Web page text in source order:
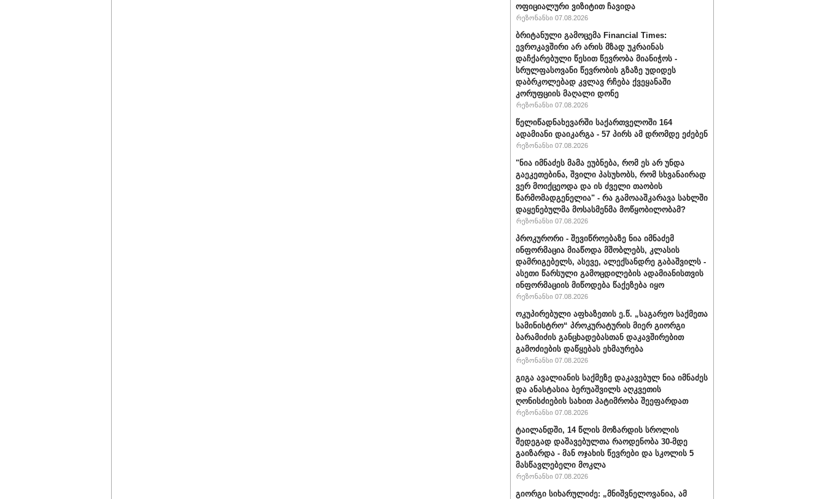
ოფიციალური ვიზიტით ჩავიდა
რეზონანსი 07.08.2026
ბრიტანული გამოცემა Financial Times:
ევროკავშირი არ არის მზად უკრაინას
დაჩქარებული წესით წევრობა მიანიჭოს -
სრულფასოვანი წევრობის გზაზე უდიდეს
დაბრკოლებად კვლავ რჩება ქვეყანაში
კორუფციის მაღალი დონე
რეზონანსი 07.08.2026
წელიწადნახევარში საქართველოში 164
ადამიანი დაიკარგა - 57 პირს ამ დრომდე ეძებენ
რეზონანსი 07.08.2026
"ნია იმნაძეს მამა ეუბნება, რომ ეს არ უნდა
გაეკეთებინა, შვილი პასუხობს, რომ სხვანაირად
ვერ მოიქცეოდა და ის ძველი თაობის
წარმომადგენელია" - რა გამოააშკარავა სახლში
დაყენებულმა მოსასმენმა მოწყობილობამ?
რეზონანსი 07.08.2026
პროკურორი - შევიწროებაზე ნია იმნაძემ
ინფორმაცია მიაწოდა მშობლებს, კლასის
დამრიგებელს, ასევე, ალექსანდრე გაბაშვილს -
ასეთი წარსული გამოცდილების ადამიანისთვის
ინფორმაციის მიწოდება წაქეზება იყო
რეზონანსი 07.08.2026
ოკუპირებული აფხაზეთის ე.წ. „საგარეო საქმეთა
სამინისტრო“ პროკურატურის მიერ გიორგი
ბარამიძის განცხადებასთან დაკავშირებით
გამოძიების დაწყებას ეხმაურება
რეზონანსი 07.08.2026
გიგა ავალიანის საქმეზე დაკავებულ ნია იმნაძეს
და ანასტასია ბერუაშვილს აღკვეთის
ღონისძიების სახით პატიმრობა შეეფარდათ
რეზონანსი 07.08.2026
ტაილანდში, 14 წლის მოზარდის სროლის
შედეგად დაშავებულთა რაოდენობა 30-მდე
გაიზარდა - მან ოჯახის წევრები და სკოლის 5
მასწავლებელი მოკლა
რეზონანსი 07.08.2026
გიორგი სიხარულიძე: „მნიშვნელოვანია, ამ